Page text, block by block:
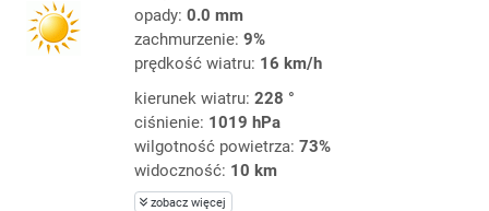
opady: 0.0 mm
zachmurzenie: 9%
prędkość wiatru: 16 km/h
kierunek wiatru: 228 °
ciśnienie: 1019 hPa
wilgotność powietrza: 73%
widoczność: 10 km
zobacz więcej